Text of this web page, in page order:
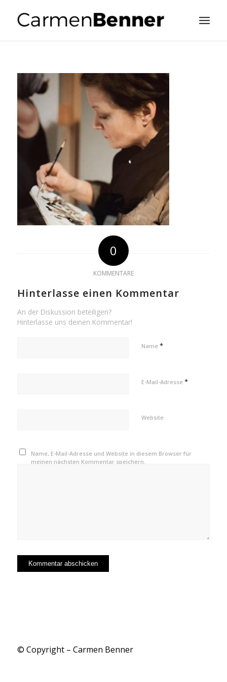
0
KOMMENTARE
Hinterlasse einen Kommentar
An der Diskussion beteiligen?
Hinterlasse uns deinen Kommentar!
Name *
E-Mail-Adresse *
Website
Name, E-Mail-Adresse und Website in diesem Browser für
meinen nächsten Kommentar speichern.
© Copyright – Carmen Benner